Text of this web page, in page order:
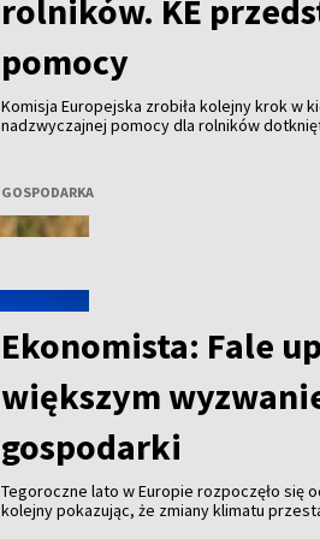
rolników. KE
pomocy
Komisja Europejska zrobiła kolejny krok w
nadzwyczajnej pomocy dla rolników
wsparcie nawet trzykrotnie, dokładając
GOSPODARKA
Ekonomista: Fale
większym
gospodarki
Tegoroczne lato w Europie rozpoczęło się
kolejny pokazując, że zmiany klimatu